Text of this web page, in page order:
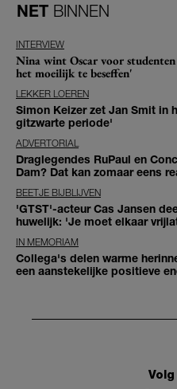
NET BINNEN
INTERVIEW
Nina wint Oscar voor
het moeilijk te beseffen'
LEKKER LOEREN
Simon Keizer zet Jan Smit in
gitzwarte periode'
ADVERTORIAL
Draglegendes RuPaul en
Dam? Dat kan zomaar eens
BEETJE BIJBLIJVEN
'GTST'-acteur Cas Jansen
huwelijk: 'Je moet elkaar
IN MEMORIAM
Collega's delen warme
een aanstekelijke positieve